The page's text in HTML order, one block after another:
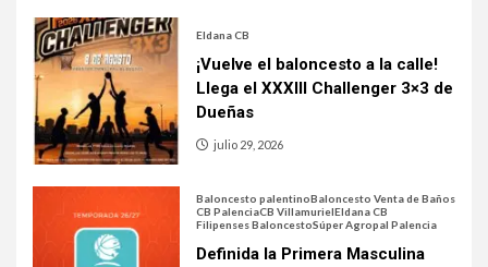
Eldana CB
¡Vuelve el baloncesto a la calle!
Llega el XXXIII Challenger 3×3 de
Dueñas
julio 29, 2026
Baloncesto palentinoBaloncesto Venta de Baños
CB PalenciaCB VillamurielEldana CB
Filipenses BaloncestoSúper Agropal Palencia
Definida la Primera Masculina